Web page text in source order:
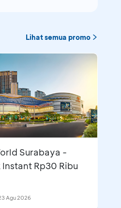
Lihat semua promo
Surabaya -
Rp30 Ribu
Agu 2026